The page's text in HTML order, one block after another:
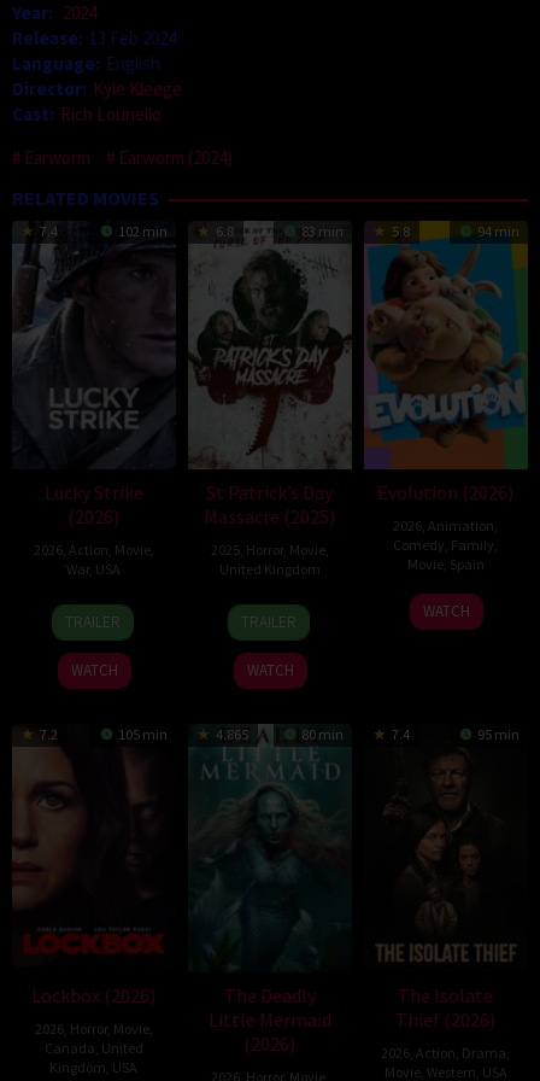
Year: 2024
Release: 13 Feb 2024
Language: English
Director: Kyle Kleege
Cast: Rich Lounello
Earworm
Earworm (2024)
RELATED MOVIES
7.4 102 min
Lucky Strike
(2026)
2026, Action Movie,
War, USA
26
Jun
2026
Rod
Lurie
TRAILER
WATCH
6.8 83 min
St Patrick’s Day
Massacre (2025)
2025, Horror, Movie,
United Kingdom
10
Mar
2025
Steve
Lawson
TRAILER
WATCH
5.8 94 min
Evolution (2026)
2026 Animation
Comedy Family
Movie, Spain
6
Feb
Julio
Soto
WATCH
7.2 105 min
Lockbox (2026)
2026, Horror, Movie,
Canada United
Kingdom USA
4.865 80 min
The Deadly
Little Mermaid
(2026)
2026, Horror, Movie,
7.4 95 min
The Isolate
Thief (2026)
2026 Action Drama
Movie, Western USA